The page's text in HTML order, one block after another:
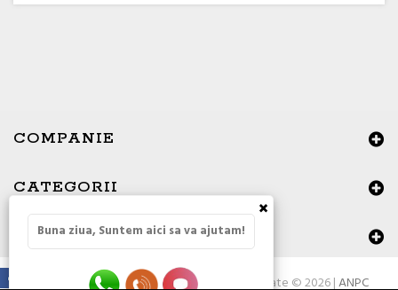
COMPANIE
CATEGORII
DATE DE CONTACT
Toate drepturile rezervate © 2026 |ANPC
×
Buna ziua, Suntem aici sa va ajutam!